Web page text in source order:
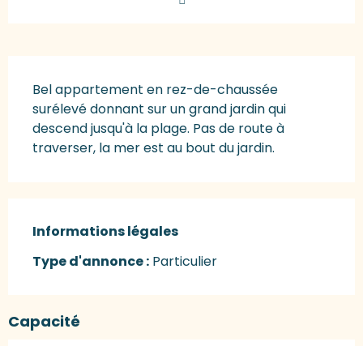
Bel appartement en rez-de-chaussée
surélevé donnant sur un grand jardin qui
descend jusqu'à la plage. Pas de route à
traverser, la mer est au bout du jardin.
Informations légales
Informations légales
Type d'annonce : Particulier
Capacité